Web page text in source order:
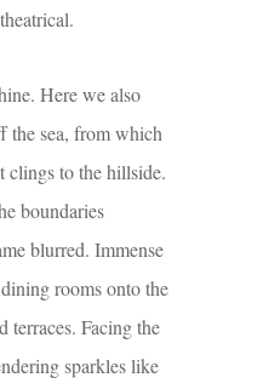
Here we also
the sea, from which
clings to the hillside.
boundaries
blurred. Immense
rooms onto the
terraces. Facing the
sparkles like